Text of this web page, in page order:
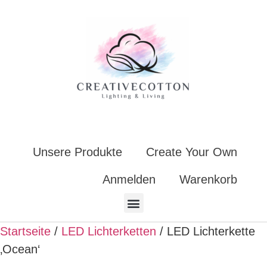
Unsere Produkte Create Your Own
Anmelden Warenkorb
Startseite / LED Lichterketten / LED Lichterkette
‚Ocean‘